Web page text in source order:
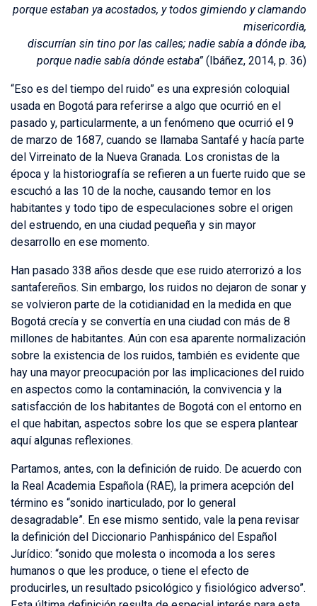
porque estaban ya acostados, y todos gimiendo y clamando
misericordia,
discurrían sin tino por las calles; nadie sabía a dónde iba,
porque nadie sabía dónde estaba”(Ibáñez, 2014, p. 36)
“Eso es del tiempo del ruido” es una expresión coloquial
usada en Bogotá para referirse a algo que ocurrió en el
pasado y, particularmente, a un fenómeno que ocurrió el 9
de marzo de 1687, cuando se llamaba Santafé y hacía parte
del Virreinato de la Nueva Granada. Los cronistas de la
época y la historiografía se refieren a un fuerte ruido que se
escuchó a las 10 de la noche, causando temor en los
habitantes y todo tipo de especulaciones sobre el origen
del estruendo, en una ciudad pequeña y sin mayor
desarrollo en ese momento.
Han pasado 338 años desde que ese ruido aterrorizó a los
santafereños. Sin embargo, los ruidos no dejaron de sonar y
se volvieron parte de la cotidianidad en la medida en que
Bogotá crecía y se convertía en una ciudad con más de 8
millones de habitantes. Aún con esa aparente normalización
sobre la existencia de los ruidos, también es evidente que
hay una mayor preocupación por las implicaciones del ruido
en aspectos como la contaminación, la convivencia y la
satisfacción de los habitantes de Bogotá con el entorno en
el que habitan, aspectos sobre los que se espera plantear
aquí algunas reflexiones.
Partamos, antes, con la definición de ruido. De acuerdo con
la Real Academia Española (RAE), la primera acepción del
término es “sonido inarticulado, por lo general
desagradable”. En ese mismo sentido, vale la pena revisar
la definición del Diccionario Panhispánico del Español
Jurídico: “sonido que molesta o incomoda a los seres
humanos o que les produce, o tiene el efecto de
producirles, un resultado psicológico y fisiológico adverso”.